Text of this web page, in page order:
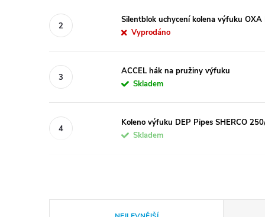
Silentblok uchycení kolena výfuku OXA
Vyprodáno
ACCEL hák na pružiny výfuku
Skladem
Koleno výfuku DEP Pipes SHERCO
Skladem